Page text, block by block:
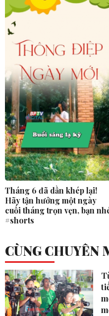
Tháng 6 đã dần khép lại!
Hãy tận hưởng một ngày
cuối tháng trọn vẹn, bạn
#shorts
CÙNG CHUYÊN